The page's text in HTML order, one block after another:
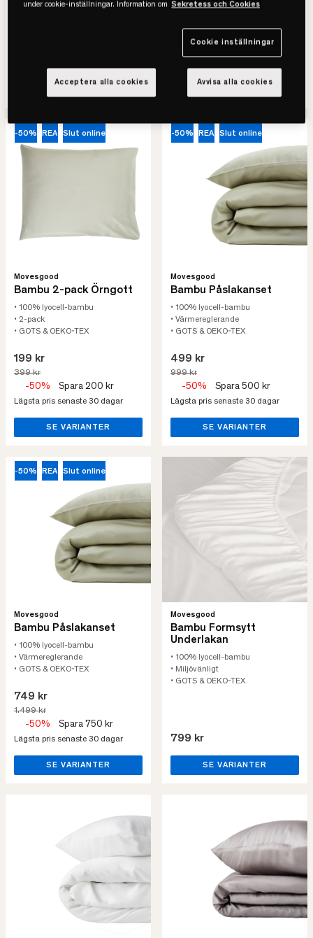
Spara 200 kr
-50% REA Slut online
Movesgood
Bambu 2-pack Örngott
• 100% lyocell-bambu
• 2-pack
• GOTS & OEKO-TEX
199 kr
399 kr
-50% Spara 200 kr
Lägsta pris senaste 30 dagar
SE VARIANTER
-50% REA Slut online
Movesgood
Bambu Påslakanset
• 100% lyocell-bambu
• Värmereglerande
• GOTS & OEKO-TEX
499 kr
999 kr
-50% Spara 500 kr
Lägsta pris senaste 30 dagar
SE VARIANTER
-50% REA Slut online
Movesgood
Bambu Påslakanset
• 100% lyocell-bambu
• Värmereglerande
• GOTS & OEKO-TEX
749 kr
1.499 kr
-50% Spara 750 kr
Lägsta pris senaste 30 dagar
SE VARIANTER
Movesgood
Bambu Formsytt
Underlakan
• 100% lyocell-bambu
• Miljövänligt
• GOTS & OEKO-TEX
799 kr
SE VARIANTER
under cookie-inställningar. Information om Sekretess och Cookies
Cookie inställningar
Avvisa alla cookies
Acceptera alla cookies